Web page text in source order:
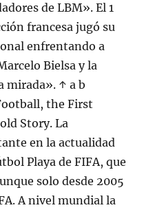
de LBM». El 1
francesa jugó su
enfrentando a
Bielsa y la
mirada». ↑ a b
the First
Story. La
en la actualidad
Playa de FIFA, que
solo desde 2005
A nivel mundial la